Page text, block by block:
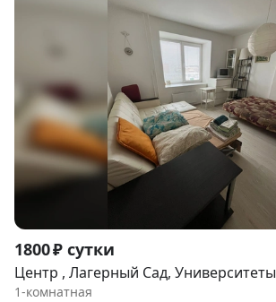
Item
1
of
1800 ₽ сутки
Центр , Лагерный Сад, Университеты
1-комнатная